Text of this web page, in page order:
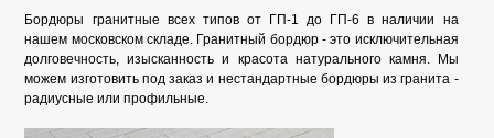
Бордюры гранитные всех типов от ГП-1 до ГП-6 в наличии на
нашем московском складе. Гранитный бордюр - это исключительная
долговечность, изысканность и красота натурального камня. Мы
можем изготовить под заказ и нестандартные бордюры из гранита -
радиусные или профильные.